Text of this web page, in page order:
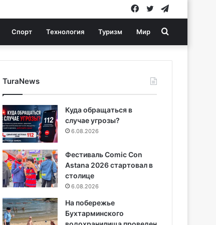
Twitter
Facebook
Спорт Технология Туризм Мир Search
for
TuraNews
Куда обращаться в
случае угрозы?
6.08.2026
Фестиваль Comic Con
Astana 2026 стартовал в
столице
6.08.2026
На побережье
Бухтарминского